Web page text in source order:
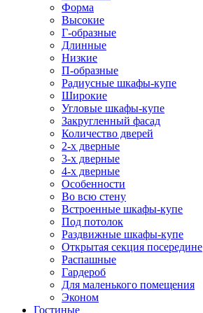
Форма
Высокие
Г-образные
Длинные
Низкие
П-образные
Радиусные шкафы-купе
Широкие
Угловые шкафы-купе
Закругленный фасад
Количество дверей
2-х дверные
3-х дверные
4-х дверные
Особенности
Во всю стену
Встроенные шкафы-купе
Под потолок
Раздвижные шкафы-купе
Открытая секция посередине
Распашные
Гардероб
Для маленького помещения
Эконом
Гостиные